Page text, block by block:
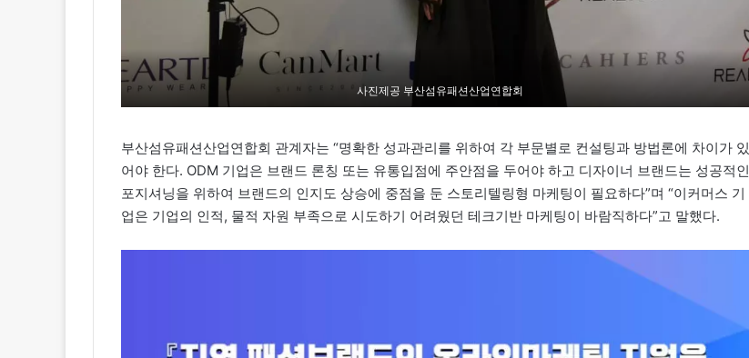
사진제공 부산섬유패션산업연합회
부산섬유패션산업연합회 관계자는 “명확한 성과관리를 위하여 각 부문별로 컨설팅과 방법론에 차이가 있
어야 한다. ODM 기업은 브랜드 론칭 또는 유통입점에 주안점을 두어야 하고 디자이너 브랜드는 성공적인
포지셔닝을 위하여 브랜드의 인지도 상승에 중점을 둔 스토리텔링형 마케팅이 필요하다”며 “이커머스 기
업은 기업의 인적, 물적 자원 부족으로 시도하기 어려웠던 테크기반 마케팅이 바람직하다”고 말했다.